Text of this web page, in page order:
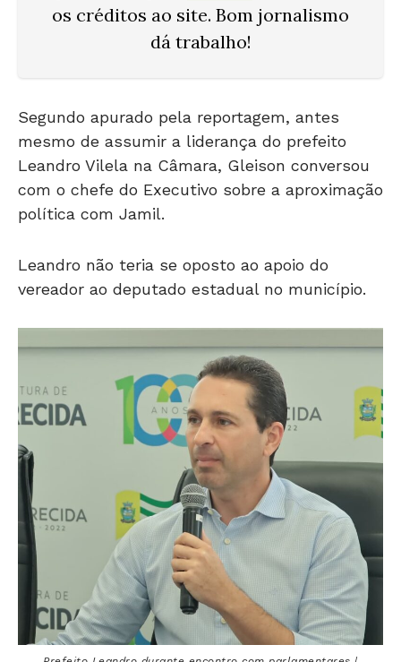
os créditos ao site. Bom jornalismo
dá trabalho!
Segundo apurado pela reportagem, antes
mesmo de assumir a liderança do prefeito
Leandro Vilela na Câmara, Gleison conversou
com o chefe do Executivo sobre a aproximação
política com Jamil.
Leandro não teria se oposto ao apoio do
vereador ao deputado estadual no município.